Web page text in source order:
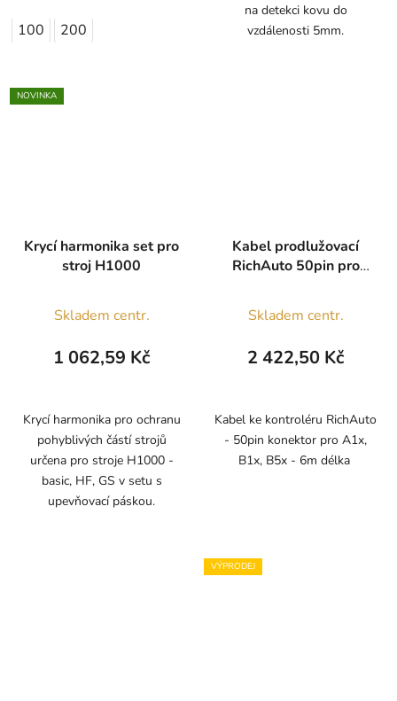
100 200
na detekci kovu do
vzdálenosti 5mm.
NOVINKA
Krycí harmonika set pro
stroj H1000
Skladem centr.
1 062,59 Kč
Krycí harmonika pro ochranu
pohyblivých částí strojů
určena pro stroje H1000 -
basic, HF, GS v setu s
upevňovací páskou.
Kabel prodlužovací
RichAuto 50pin pro
Skladem centr.
2 422,50 Kč
Kabel ke kontroléru RichAuto
- 50pin konektor pro A1x,
B1x, B5x - 6m délka
VÝPRODEJ